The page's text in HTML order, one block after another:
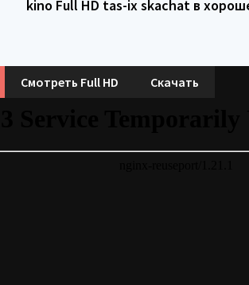
kino Full HD tas-ix skachat в
Смотреть Full HD Скачать